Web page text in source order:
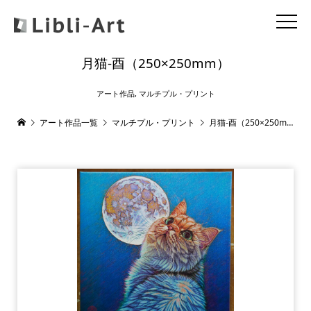
月猫-酉（250×250mm）
アート作品, マルチプル・プリント
アート作品一覧 マルチプル・プリント 月猫-酉（250×250mm）